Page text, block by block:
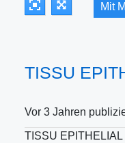
Mit
TISSU
Vor 3 Jahren
TISSU EPITHELIAL